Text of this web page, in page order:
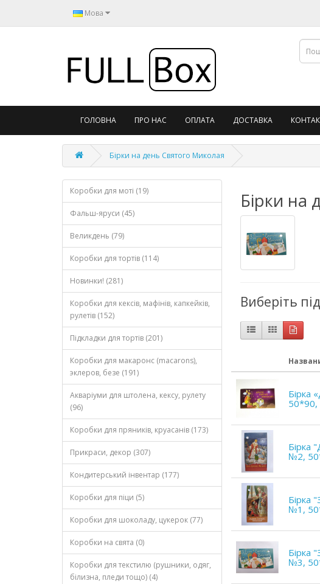
Мова
ГОЛОВНА ПРО НАС ОПЛАТА ДОСТАВКА
Бірки на день Святого Миколая
Коробки для моті (19)
Фальш-яруси (45)
Великдень (79)
Коробки для тортів (114)
Новинки! (281)
Коробки для кексів, мафінів, капкейків,
рулетів (152)
Підкладки для тортів (201)
Коробки для макаронс (macarons),
эклеров, безе (191)
Акваріуми для штолена, кексу, рулету
(96)
Коробки для пряників, круасанів (173)
Прикраси, декор (307)
Кондитерський інвентар (177)
Коробки для піци (5)
Коробки для шоколаду, цукерок (77)
Коробки на свята (0)
Коробки для текстилю (рушники, одяг,
білизна, пледи тощо) (4)
Бірки на
Виберіть
Бірка
50*90,
Бірка
№2,
Бірка
№1,
Бірка
№3,